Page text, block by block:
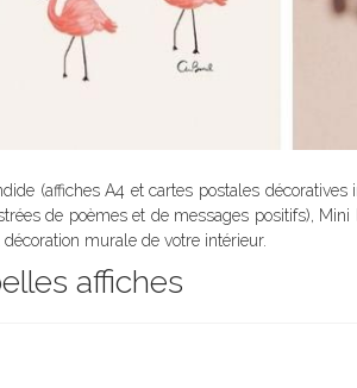
(affiches A4 et cartes postales décoratives
de poèmes et de messages positifs),
murale de votre intérieur.
affiches